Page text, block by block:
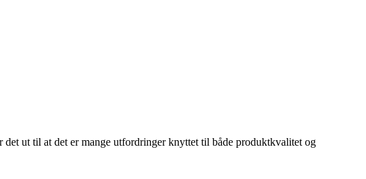
ut til at det er mange utfordringer knyttet til både produktkvalitet og